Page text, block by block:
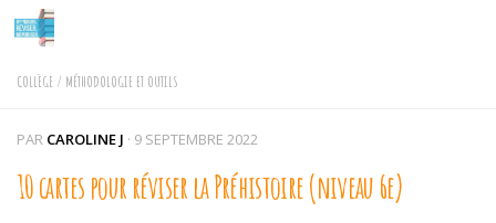
Skip to content
COLLÈGE / MÉTHODOLOGIE ET OUTILS
PAR CAROLINE J · 9 SEPTEMBRE 2022
10 cartes pour réviser la Préhistoire (niveau 6e)